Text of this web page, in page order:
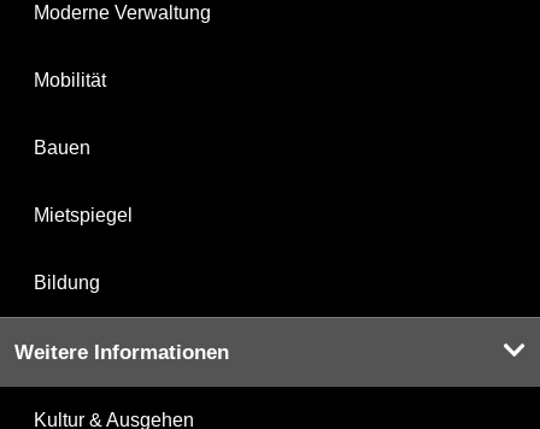
Moderne Verwaltung
Mobilität
Bauen
Mietspiegel
Bildung
Weitere Informationen
Kultur & Ausgehen